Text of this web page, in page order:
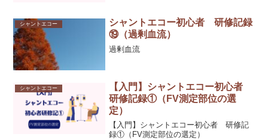
シャントエコー
シャントエコー初心者 研修記録
⑲（過剰血流）
過剰血流
シャントエコー
【入門】シャントエコー初心者
研修記録①（FV測定部位の選
定）
【入門】シャントエコー初心者 研修記
録①（FV測定部位の選定）